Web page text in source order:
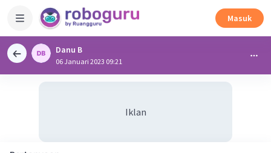
Masuk
Danu B
06 Januari 2023 09:21
Iklan